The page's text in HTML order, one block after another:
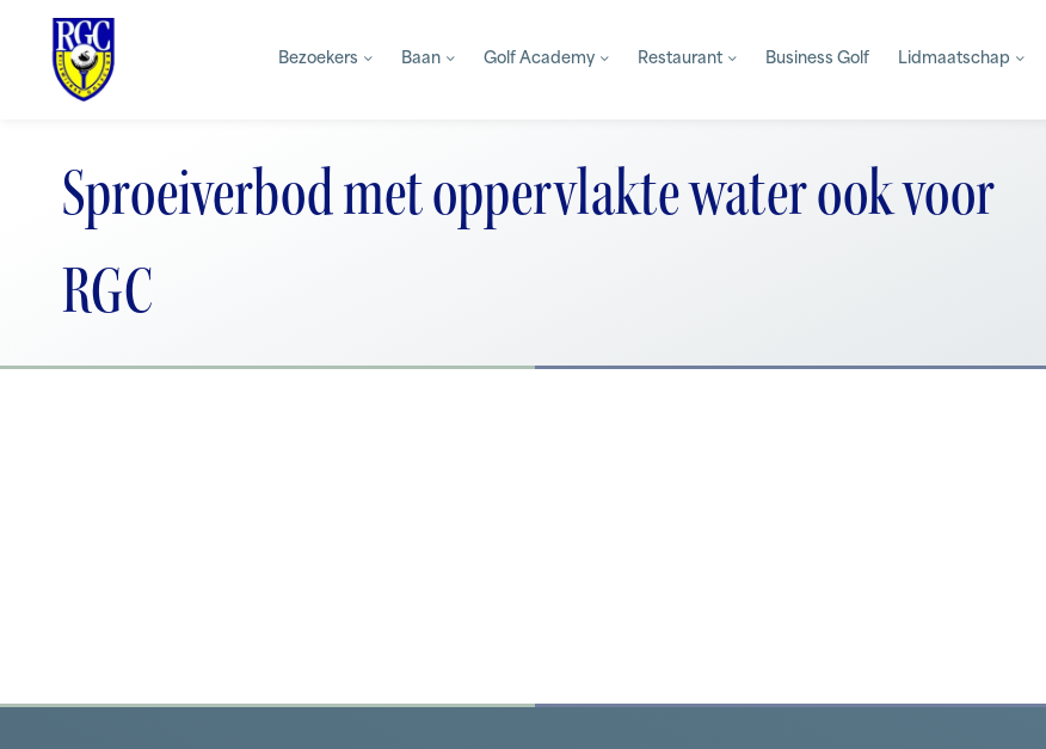
Bezoekers Baan Golf Academy Restaurant Business Golf Lidmaatschap
Sproeiverbod met oppervlakte water ook voor
RGC